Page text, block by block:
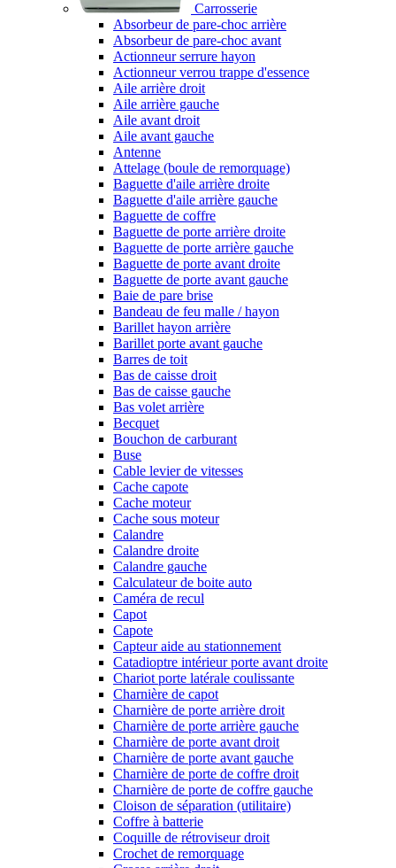
Carrosserie
Absorbeur de pare-choc arrière
Absorbeur de pare-choc avant
Actionneur serrure hayon
Actionneur verrou trappe d'essence
Aile arrière droit
Aile arrière gauche
Aile avant droit
Aile avant gauche
Antenne
Attelage (boule de remorquage)
Baguette d'aile arrière droite
Baguette d'aile arrière gauche
Baguette de coffre
Baguette de porte arrière droite
Baguette de porte arrière gauche
Baguette de porte avant droite
Baguette de porte avant gauche
Baie de pare brise
Bandeau de feu malle / hayon
Barillet hayon arrière
Barillet porte avant gauche
Barres de toit
Bas de caisse droit
Bas de caisse gauche
Bas volet arrière
Becquet
Bouchon de carburant
Buse
Cable levier de vitesses
Cache capote
Cache moteur
Cache sous moteur
Calandre
Calandre droite
Calandre gauche
Calculateur de boite auto
Caméra de recul
Capot
Capote
Capteur aide au stationnement
Catadioptre intérieur porte avant droite
Chariot porte latérale coulissante
Charnière de capot
Charnière de porte arrière droit
Charnière de porte arrière gauche
Charnière de porte avant droit
Charnière de porte avant gauche
Charnière de porte de coffre droit
Charnière de porte de coffre gauche
Cloison de séparation (utilitaire)
Coffre à batterie
Coquille de rétroviseur droit
Crochet de remorquage